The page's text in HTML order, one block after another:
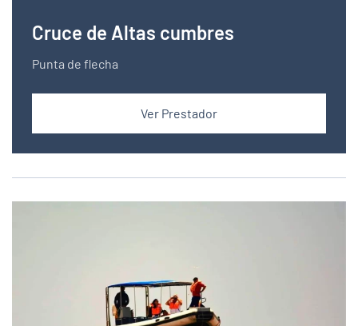
Cruce de Altas cumbres
Punta de flecha
Ver Prestador